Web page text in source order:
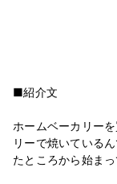
■紹介文
ホームベーカリー
リーで焼いている
たところから始ま